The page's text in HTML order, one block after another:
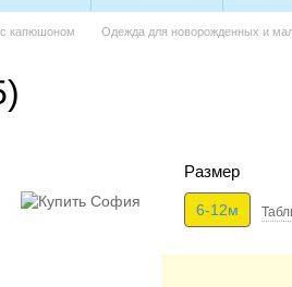
с капюшоном Одежда для новорожденных и
Размер
6-12м